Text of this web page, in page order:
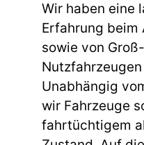
Wir haben eine
Erfahrung beim
sowie von
Unabhängig
wir Fahrzeuge
fahrtüchtigem